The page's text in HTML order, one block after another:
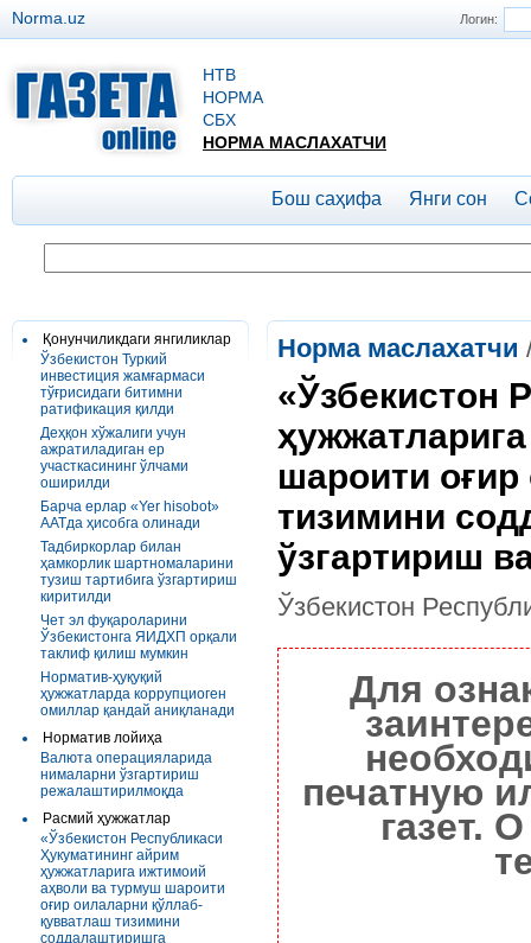
Логин:
Norma.uz
НТВ
НОРМА
СБХ
НОРМА МАСЛАХАТЧИ
Бош саҳифа Янги сон
Қонунчиликдаги янгиликлар
Ўзбекистон Туркий
инвестиция жамғармаси
тўғрисидаги битимни
ратификация қилди
Деҳқон хўжалиги учун
ажратиладиган ер
участкасининг ўлчами
оширилди
Барча ерлар «Yer hisobot»
AATда ҳисобга олинади
Тадбиркорлар билан
ҳамкорлик шартномаларини
тузиш тартибига ўзгартириш
киритилди
Чет эл фуқароларини
Ўзбекистонга ЯИДХП орқали
таклиф қилиш мумкин
Норматив-ҳуқуқий
ҳужжатларда коррупциоген
омиллар қандай аниқланади
Норматив лойиҳа
Валюта операцияларида
нималарни ўзгартириш
режалаштирилмоқда
Расмий ҳужжатлар
«Ўзбекистон Республикаси
Ҳукуматининг айрим
ҳужжатларига ижтимоий
аҳволи ва турмуш шароити
оғир оилаларни қўллаб-
қувватлаш тизимини
соддалаштиришга
Норма маслахатчи
«Ўзбекистон
шароити
тизимини
ўзгартириш
Ўзбекистон
Для
печатную
газет.